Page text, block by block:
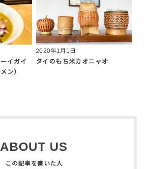
イガイ
ン）
2020年1月1日
タイのもち米カオニャオ
ABOUT US